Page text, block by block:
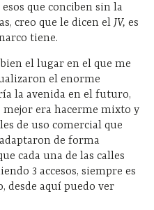
que conciben sin la
creo que le dicen el JV, es
tiene.
el lugar en el que me
el enorme
la avenida en el futuro,
mejor era hacerme mixto y
de uso comercial que
de forma
cada una de las calles
3 accesos, siempre es
desde aquí puedo ver